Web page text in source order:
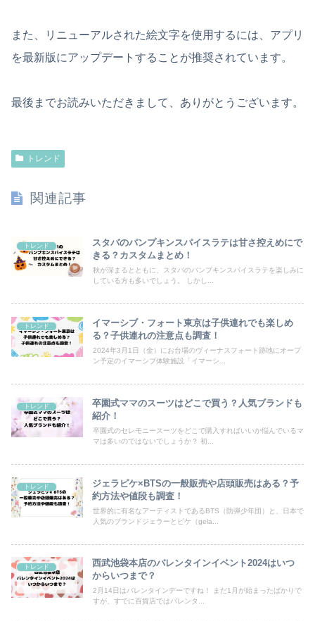
また、リニューアルされた絵文字を使用するには、アプリ
を最新版にアップデートすることが推奨されています。
最後までお読みいただきまして、ありがとうございます。
トレンド
関連記事
トレンド
スタバのパンプキンスパイスラテは甘さ控えめにで
きる？カスタムまとめ！
秋が深まるとともに、スタバのパンプキンスパイスラテを楽しみに
している方も多いでしょう。 しかし...
トレンド
イマーシブ・フォート東京は子供連れでも楽しめ
る？子供連れの注意点も調査！
2024年3月1日（金）にお台場のヴィーナスフォート跡地にオープ
ン予定のイマーシブ体験施設「イマーシ...
トレンド
卒園式ママのスーツはどこで買う？人気ブランドも
紹介！
卒園式のセレモニースーツをどこで購入すればいいか悩んでいるマ
マは多いのではないでしょうか？ 初...
トレンド
ジェラピケ×BTSの一般販売や店頭販売はある？予
約方法や値段も調査！
世界的に有名なアーティストであるBTS（防弾少年団）と、日本で
人気のブランドジェラーとピケ（gela...
トレンド
西武池袋本店のバレンタインイベント2024はいつ
からいつまで？
2月14日はバレンタインデーですね！ まだ1月が始まったばかりで
すが、すでに百貨店ではバレンタ...